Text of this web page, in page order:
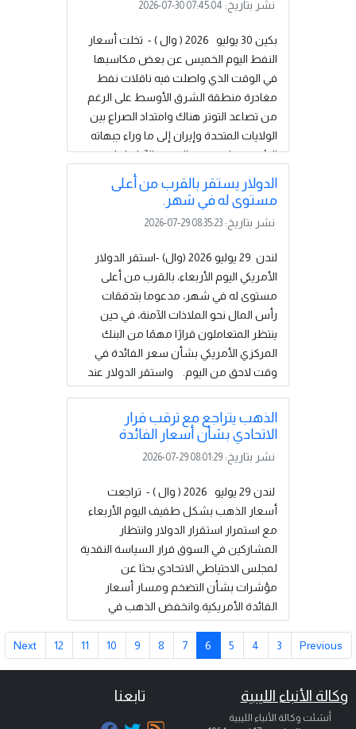
إلى 4078 ​دولارا.وأبقى البنك المركزي
المنقسم أسعار الفائدة دون تغيير...
إقرأ المزيد
نشر بتاريخ: 2026-07-30 07:45:04
بكين 30 يوليو 2026 ( وال ) - تخلت أسعار
النفط اليوم الخميس عن بعض مكاسبها
في الوقت الذي واصلت فيه ناقلات نفط
مغادرة منطقة الشرق الأوسط على الرغم ​
من تصاعد التوتر هناك وامتداد الصراع بين
الولايات المتحدة وإيران ‌إلى ما وراء جبهاته
الرئيسية.وانخفضت العقود الآجلة لخام برنت
للبرميل بحلول الساعة 0110 بتوقيت
جرينتش. وتراجع خام غرب تكساس الوسيط
دولار للبرميل.وارتفع خام برنت ​7.91 بالمئة
عند التسوية أمس، في حين زاد خام غرب
⁠تكساس الوسيط 6.56 بالمئة في واحدة من
أقوى موجات الارتفاع...
إقرأ المزيد
الدولار يستقر بالقرب من أعلى
مستوى له في شهر.
نشر بتاريخ:2026-07-29 08:35:23
لندن 29 يوليو 2026 (وال) -استقر الدولار
الأمريكي اليوم الأربعاء، ⁠بالقرب من أعلى
مستوى له في شهر، مدعوما بتدفقات
رأس المال نحو الملاذات الآمنة، في حين
ينتظر المتعاملون قرارًا مهمًا ‌من البنك
المركزي الأمريكي بشأن ⁠سعر الفائدة في
وقت لاحق ​من اليوم. واستقر الدولار عند
مما أبقى الضغط على العملة اليابانية التي ​لا
وأدى استمرار قوة الدولار إلى بقاء اليورو
عند أدنى مستوى له في شهر عند ⁠1.1386
دولار،...
إقرأ المزيد
الذهب يتراجع مع ترقب قرار
الاتحادي بشأن أسعار الفائدة
نشر بتاريخ:2026-07-29 08:01:29
لندن 29 يوليو 2026 ( وال ) - تراجعت
أسعار الذهب بشكل طفيف اليوم الأربعاء
مع استمرار استقرار الدولار وانتظار
المشاركين في السوق ​قرار السياسة النقدية
لمجلس الاحتياطي الاتحادي بحثا عن
‌مؤشرات بشأن التضخم ومسار أسعار
الفائدة الأمريكية.وانخفض الذهب في
دولار للأوقية (الأونصة) بحلول الساعة ​0052
بالمئة إلى 4021.70 دولار.يختتم ⁠مجلس
الاحتياطي الاتحادي اليوم الأربعاء اجتماعه
Previous
3
4
5
6
7
8
9
10
11
12
Next
وكالة الأنباء الليبية
أنشئت وكالة الأنباء الليبية
تابعنا